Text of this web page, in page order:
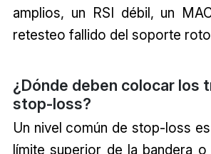
amplios, un RSI débil, un
retesteo fallido del soporte
¿Dónde deben colocar los
stop-loss?
Un nivel común de stop-loss
límite superior de la bandera